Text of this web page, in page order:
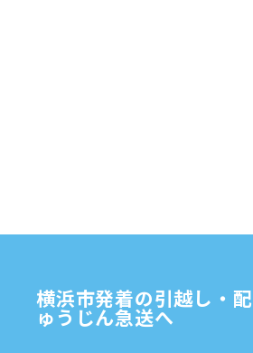
横浜市発着の引越し・
ゅうじん急送へ